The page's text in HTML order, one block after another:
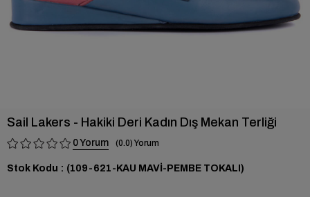
Sail Lakers - Hakiki Deri Kadın Dış Mekan Terliği
0 0.0
Stok Kodu (109-621-KAU MAVİ-PEMBE TOKALI)